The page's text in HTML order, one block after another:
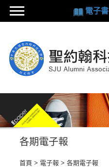
電子書
各期電子報
首頁 > 電子報 > 各期電子報